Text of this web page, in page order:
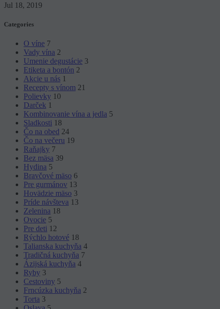
Jul 18, 2019
Categories
O víne 7
Vady vína 2
Umenie degustácie 3
Etiketa a bontón 2
Akcie u nás 1
Recepty s vínom 21
Polievky 10
Darček 1
Kombinovanie vína a jedla 5
Sladkosti 18
Čo na obed 24
Čo na večeru 19
Raňajky 7
Bez mäsa 39
Hydina 5
Bravčové mäso 6
Pre gurmánov 13
Hovädzie mäso 3
Príde návšteva 13
Zelenina 18
Ovocie 5
Pre deti 12
Rýchlo hotové 18
Talianska kuchyňa 4
Tradičná kuchyňa 7
Ázijská kuchyňa 4
Ryby 3
Cestoviny 5
Frncúzka kuchyňa 2
Torta 3